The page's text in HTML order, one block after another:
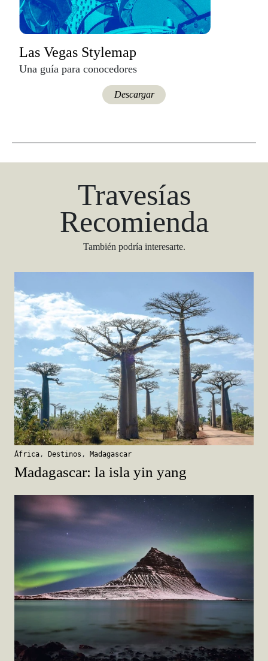
Las Vegas Stylemap
Una guía para conocedores
Descargar
Travesías
Recomienda
También podría interesarte.
África , Destinos , Madagascar
Madagascar: la isla yin yang